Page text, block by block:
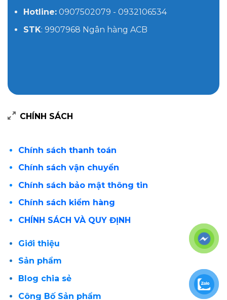
Hotline:0907502079 - 0932106534
STK: 9907968 Ngân hàng ACB
CHÍNH SÁCH
Chính sách thanh toán
Chính sách vận chuyển
Chính sách bảo mật thông tin
Chính sách kiểm hàng
CHÍNH SÁCH VÀ QUY ĐỊNH
Giới thiệu
Sản phẩm
Blog chia sẻ
Công Bố Sản phẩm